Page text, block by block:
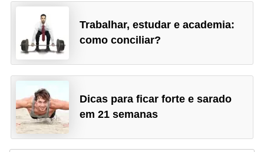
Trabalhar, estudar e academia:
como conciliar?
Dicas para ficar forte e sarado
em 21 semanas